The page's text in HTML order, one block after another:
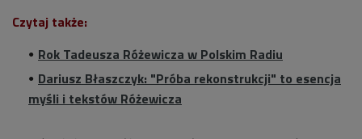
Czytaj także:
Rok Tadeusza Różewicza w Polskim Radiu
Dariusz Błaszczyk: "Próba rekonstrukcji" to esencja
myśli i tekstów Różewicza